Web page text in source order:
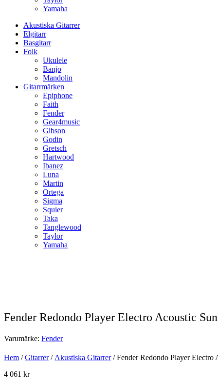
Yamaha
Akustiska Gitarrer
Elgitarr
Basgitarr
Folk
Ukulele
Banjo
Mandolin
Gitarrmärken
Epiphone
Faith
Fender
Gear4music
Gibson
Godin
Gretsch
Hartwood
Ibanez
Luna
Martin
Ortega
Sigma
Squier
Taka
Tanglewood
Taylor
Yamaha
Fender Redondo Player Electro Acoustic
Varumärke: Fender
Hem /Gitarrer/Akustiska Gitarrer/ Fender Redondo Player Electro
4 061 kr